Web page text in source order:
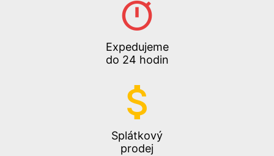
Expedujeme
do 24 hodin
Splátkový
prodej